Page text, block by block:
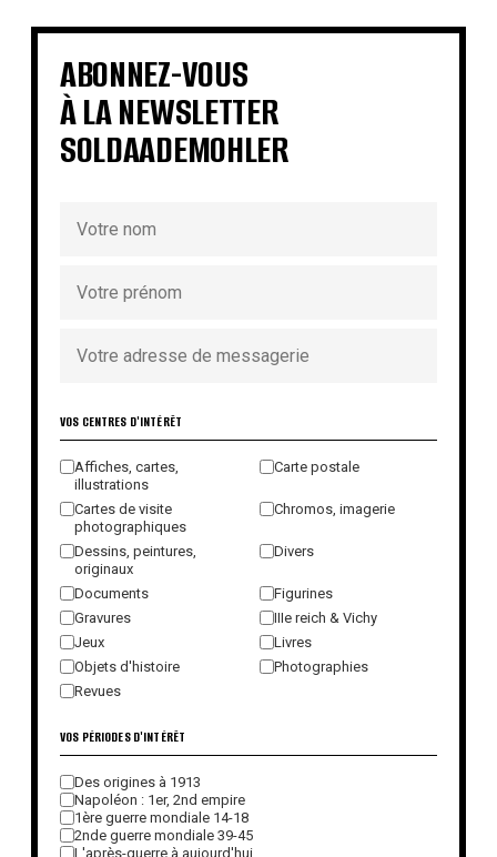
€ €
€ € €
€ €
ABONNEZ-VOUS
À LA NEWSLETTER
SOLDAADEMOHLER
VOS CENTRES D'INTÉRÊT
Affiches, cartes,
illustrations
Carte postale
Cartes de visite
photographiques
Chromos, imagerie
Dessins, peintures,
originaux
Divers
Documents
Figurines
Gravures
IIIe reich & Vichy
Jeux
Livres
Objets d'histoire
Photographies
Revues
VOS PÉRIODES D'INTÉRÊT
Des origines à 1913
Napoléon : 1er, 2nd empire
1ère guerre mondiale 14-18
2nde guerre mondiale 39-45
L'après-guerre à aujourd'hui